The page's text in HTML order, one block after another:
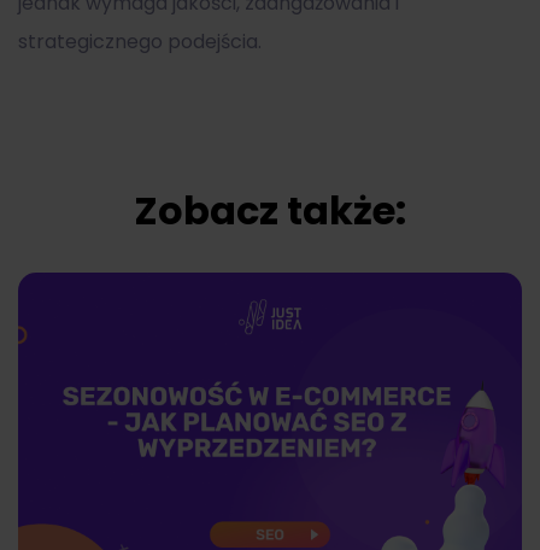
strategicznego podejścia.
Zobacz także: